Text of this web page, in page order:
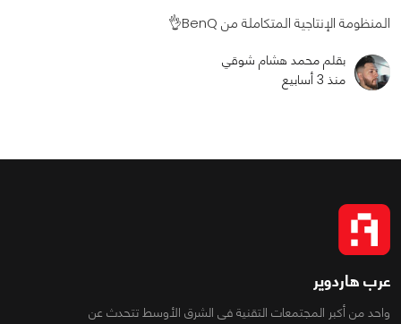
المنظومة الإنتاجية المتكاملة من BenQ👌
بقلم محمد هشام شوقي
منذ 3 أسابيع
عرب هاردوير
واحد من أكبر المجتمعات التقنية فى الشرق الأوسط تتحدث عن